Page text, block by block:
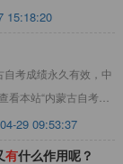
15:18:20
考成绩永久有效，中
本站“内蒙古自考查
29 09:53:37
有什么作用呢？